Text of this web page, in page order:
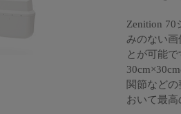
Zenition 70
みのない画
とが可能で
関節など
おいて最